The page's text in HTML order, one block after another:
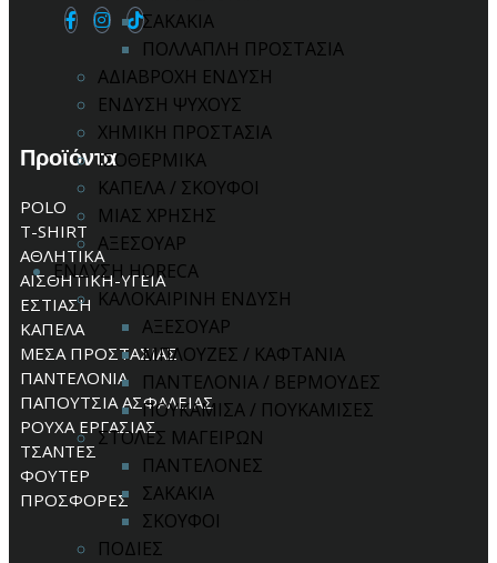
ΣΑΚΑΚΙΑ
ΠΟΛΛΑΠΛΗ ΠΡΟΣΤΑΣΙΑ
ΑΔΙΑΒΡΟΧΗ ΕΝΔΥΣΗ
ΕΝΔΥΣΗ ΨΥΧΟΥΣ
ΧΗΜΙΚΗ ΠΡΟΣΤΑΣΙΑ
ΙΣΟΘΕΡΜΙΚΑ
ΚΑΠΕΛΑ / ΣΚΟΥΦΟΙ
ΜΙΑΣ ΧΡΗΣΗΣ
ΑΞΕΣΟΥΑΡ
ΕΝΔΥΣΗ HORECA
ΚΑΛΟΚΑΙΡΙΝΗ ΕΝΔΥΣΗ
ΑΞΕΣΟΥΑΡ
ΜΠΛΟΥΖΕΣ / ΚΑΦΤΑΝΙΑ
ΠΑΝΤΕΛΟΝΙΑ / ΒΕΡΜΟΥΔΕΣ
ΠΟΥΚΑΜΙΣΑ / ΠΟΥΚΑΜΙΣΕΣ
ΣΤΟΛΕΣ ΜΑΓΕΙΡΩΝ
ΠΑΝΤΕΛΟΝΕΣ
ΣΑΚΑΚΙΑ
ΣΚΟΥΦΟΙ
ΠΟΔΙΕΣ
Προϊόντα
POLO
T-SHIRT
ΑΘΛΗΤΙΚΑ
ΑΙΣΘΗΤΙΚΗ-ΥΓΕΙΑ
ΕΣΤΙΑΣΗ
ΚΑΠΕΛΑ
ΜΕΣΑ ΠΡΟΣΤΑΣΙΑΣ
ΠΑΝΤΕΛΟΝΙΑ
ΠΑΠΟΥΤΣΙΑ ΑΣΦΑΛΕΙΑΣ
ΡΟΥΧΑ ΕΡΓΑΣΙΑΣ
ΤΣΑΝΤΕΣ
ΦΟΥΤΕΡ
ΠΡΟΣΦΟΡΕΣ